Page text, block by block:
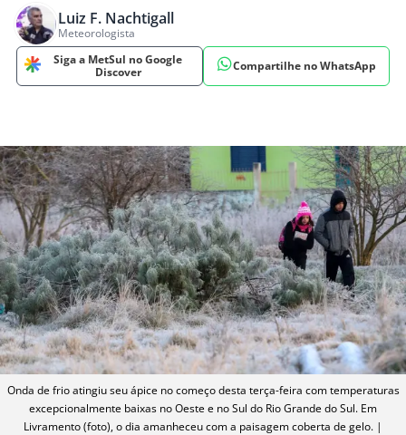
Luiz F. Nachtigall
Meteorologista
Siga a MetSul no Google
Discover
Compartilhe no WhatsApp
Onda de frio atingiu seu ápice no começo desta terça-feira com temperaturas
excepcionalmente baixas no Oeste e no Sul do Rio Grande do Sul. Em
Livramento (foto), o dia amanheceu com a paisagem coberta de gelo. |